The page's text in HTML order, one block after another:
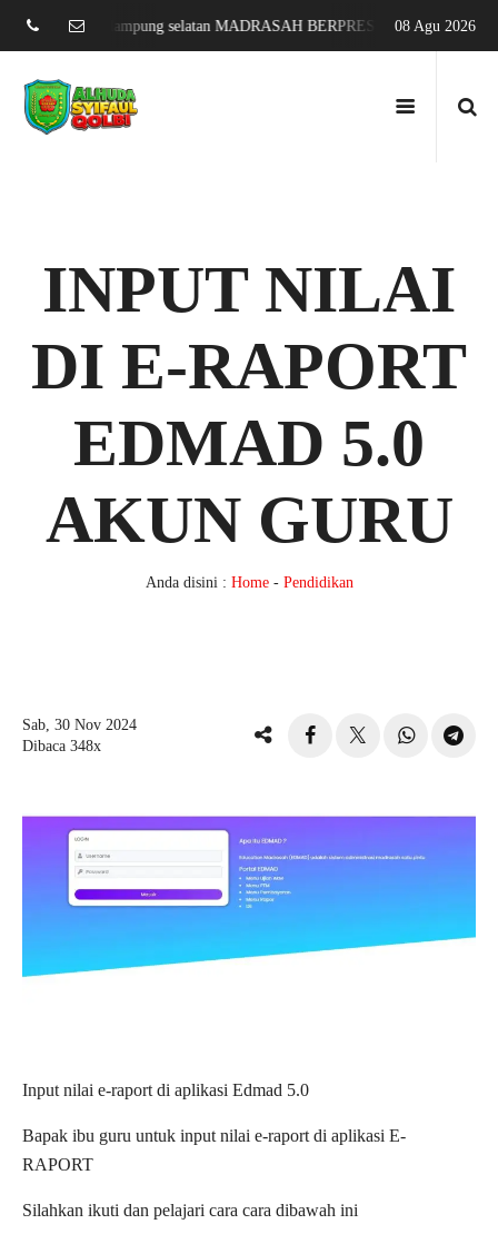
jati agung lampung selatan MADRASAH BERPRESTASI DAN08 Agu 2026
INPUT NILAI
DI E-RAPORT
EDMAD 5.0
AKUN GURU
Anda disini : Home- Pendidikan
Sab, 30 Nov 2024
Dibaca 348x
Input nilai e-raport di aplikasi Edmad 5.0
Bapak ibu guru untuk input nilai e-raport di aplikasi E-
RAPORT
Silahkan ikuti dan pelajari cara cara dibawah ini